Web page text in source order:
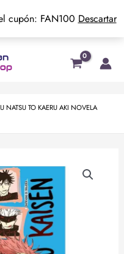
cupón: FAN100 Descartar
NATSU TO KAERU AKI NOVELA